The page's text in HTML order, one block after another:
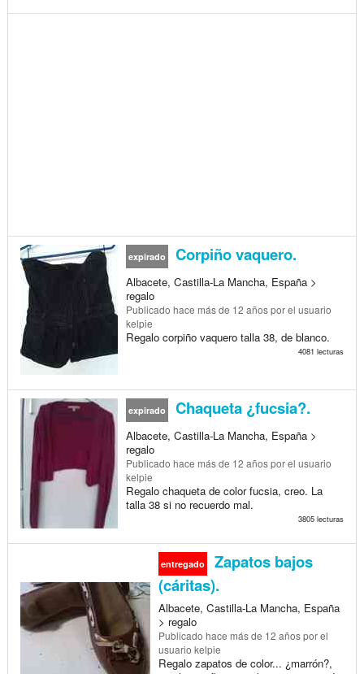
expirado Corpiño vaquero.
Albacete, Castilla-La Mancha, España >
regalo
Publicado hace más de 12 añospor el usuario
kelpie
Regalo corpiño vaquero talla 38, de blanco.
4081 lecturas
expirado Chaqueta ¿fucsia?.
Albacete, Castilla-La Mancha, España >
regalo
Publicado hace más de 12 añospor el usuario
kelpie
Regalo chaqueta de color fucsia, creo. La
talla 38 si no recuerdo mal.
3805 lecturas
entregado
Zapatos bajos
(cáritas).
Albacete, Castilla-La Mancha, España
> regalo
Publicado hace más de 12 añospor el
usuario kelpie
Regalo zapatos de color... ¿marrón?,